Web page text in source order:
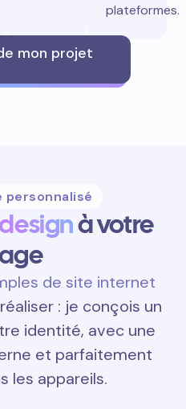
plateformes.
mon projet
personnalisé
à votre
de site internet
: je conçois un
identité, avec une
et parfaitement
les appareils.